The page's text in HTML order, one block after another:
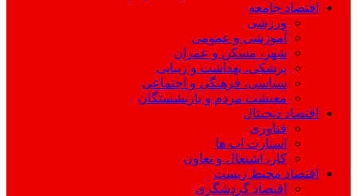
اقتصاد جامعه
ورزشی
آموزشی و عمومی
شهر، مسکن و عمران
پزشکی، بهداشت و زیبایی
سیاسی، فرهنگی و اجتماعی
معیشت مردم و بازنشستگان
اقتصاد دیجیتال
فناوری
استارت اپ ها
کار، اشتغال و تعاون
اقتصاد محیط زیست
اقتصاد گردشگری